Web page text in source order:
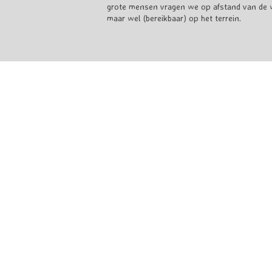
grote mensen vragen we op afstand van de
maar wel (bereikbaar) op het terrein.